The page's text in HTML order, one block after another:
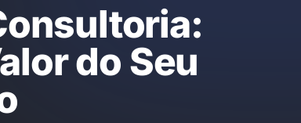
do Seu